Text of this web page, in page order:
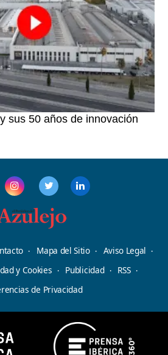
sus 50 años de innovación
Mapa del Sitio
Aviso Legal
y Cookies
Publicidad
RSS
de Privacidad